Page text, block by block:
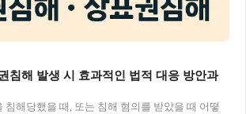
침해 발생 시 효과적인 법적 대응 방안과
침해당했을 때, 또는 침해 혐의를 받았을 때 어떻